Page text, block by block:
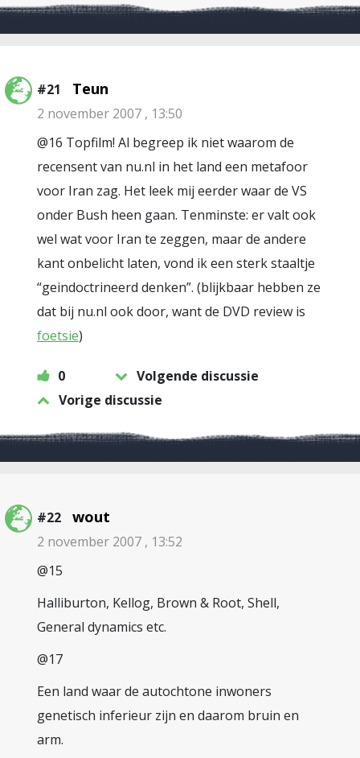
#21 Teun
2 november 2007 , 13:50
@16 Topfilm! Al begreep ik niet waarom de
recensent van nu.nl in het land een metafoor
voor Iran zag. Het leek mij eerder waar de VS
onder Bush heen gaan. Tenminste: er valt ook
wel wat voor Iran te zeggen, maar de andere
kant onbelicht laten, vond ik een sterk staaltje
“geindoctrineerd denken”. (blijkbaar hebben ze
dat bij nu.nl ook door, want de DVD review is
foetsie)
0
Volgende discussie
Vorige discussie
#22 wout
2 november 2007 , 13:52
@15
Halliburton, Kellog, Brown & Root, Shell,
General dynamics etc.
@17
Een land waar de autochtone inwoners
genetisch inferieur zijn en daarom bruin en
arm.